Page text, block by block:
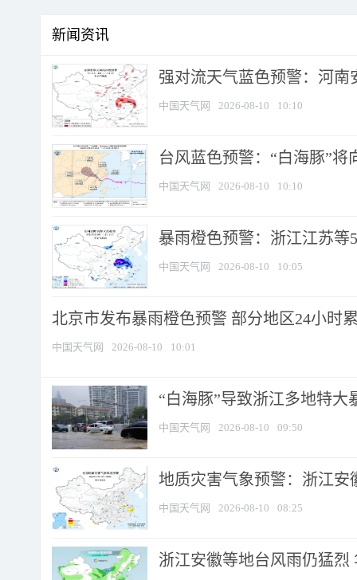
新闻资讯
强对流天气蓝色预警：河南
中国天气网 2026-08-10 10:10
台风蓝色预警：“白海豚”
中国天气网 2026-08-10 10:10
暴雨橙色预警：浙江江苏等
中国天气网 2026-08-10 10:05
北京市发布暴雨橙色预警 部分地区24小时
中国天气网 2026-08-10 10:01
“白海豚”导致浙江多地特大
中国天气网 2026-08-10 09:50
地质灾害气象预警：浙江安
中国天气网 2026-08-10 08:25
浙江安徽等地台风雨仍猛烈